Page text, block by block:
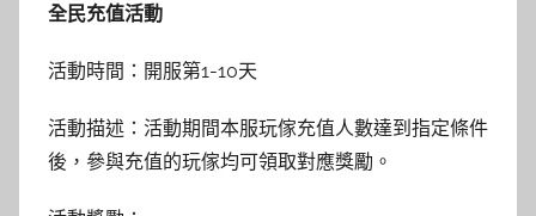
全民充值活動
活動時間：開服第1-10天
活動描述：活動期間本服玩傢充值人數達到指定條件
後，參與充值的玩傢均可領取對應獎勵。